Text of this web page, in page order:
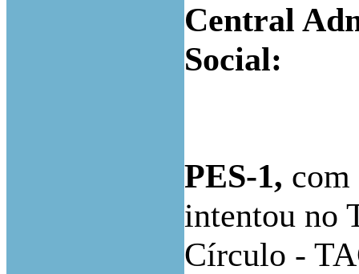
Central
Social:
PES-1, com
intentou no
Círculo -